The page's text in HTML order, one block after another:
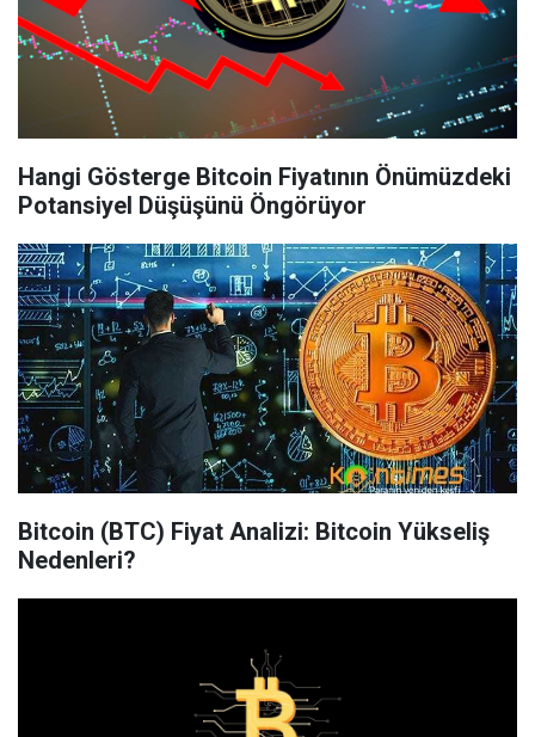
Hangi Gösterge Bitcoin Fiyatının Önümüzdeki
Potansiyel Düşüşünü Öngörüyor
Bitcoin (BTC) Fiyat Analizi: Bitcoin Yükseliş
Nedenleri?